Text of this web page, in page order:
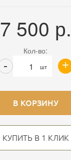
7 500 р.
Кол-во:
шт +
-
В КОРЗИНУ
КУПИТЬ В 1 КЛИК